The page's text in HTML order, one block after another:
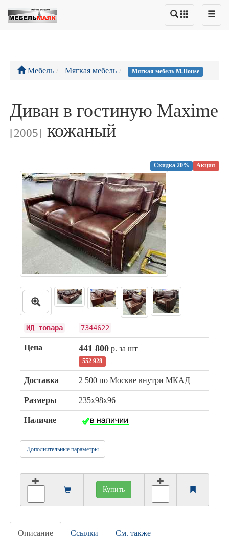
Мебель Мягкая мебель Мягкая мебель M.House
Диван в гостиную Maxime
[2005] кожаный
Акция
Скидка 20%
ИД товара 7344622
Цена 441 800р. за шт
552 928
Доставка 2 500 по Москве внутри МКАД
Размеры 235x98x96
Наличие
Дополнительные параметры
Купить
Описание Ссылки См. также